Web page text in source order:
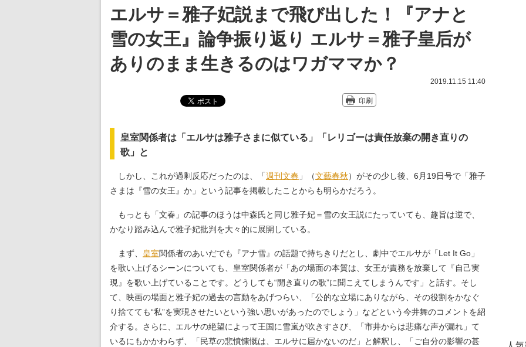
エルサ＝雅子妃説まで飛び出した！『アナと
雪の女王』論争振り返り エルサ＝雅子皇后が
ありのまま生きるのはワガママか？
2019.11.15 11:40
印刷
皇室関係者は「エルサは雅子さまに似ている」「レリゴーは責任放棄の開き直りの
歌」と
しかし、これが過剰反応だったのは、「週刊文春 」（文藝春秋）がその少し後、6月19日号で「雅子
さまは『雪の女王』か」という記事を掲載したことからも明らかだろう。
もっとも「文春」の記事のほうは中森氏と同じ雅子妃＝雪の女王説にたっていても、趣旨は逆で、
かなり踏み込んで雅子妃批判を大々的に展開している。
まず、 皇室関係者のあいだでも『アナ雪』の話題で持ちきりだとし、劇中でエルサが「Let It Go」
を歌い上げるシーンについても、皇室関係者が「あの場面の本質は、女王が責務を放棄して『自己実
現』を歌い上げていることです。どうしても“開き直りの歌”に聞こえてしまうんです」と話す。そし
て、映画の場面と雅子妃の過去の言動をあげつらい、「公的な立場にありながら、その役割をかなぐ
り捨てても“私”を実現させたいという強い思いがあったのでしょう」などという今井舞のコメントを紹
介する。さらに、エルサの絶望によって王国に雪嵐が吹きすさび、「市井からは悲痛な声が漏れ」て
いるにもかかわらず、「民草の悲憤慷慨は、エルサに届かないのだ」と解釈し、「ご自分の影響の甚